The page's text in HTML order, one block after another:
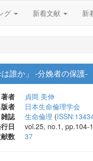
グ 新着文献 新
誰か」 ‐分娩者の保護‐
著者
貞岡 美伸
者
日本生命倫理学会
雑誌
生命倫理 (
日
vol.25, no.1, pp.104-
数
37